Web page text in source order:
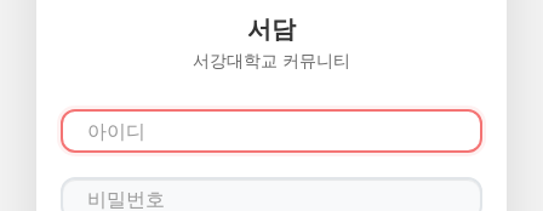
서담
서강대학교 커뮤니티